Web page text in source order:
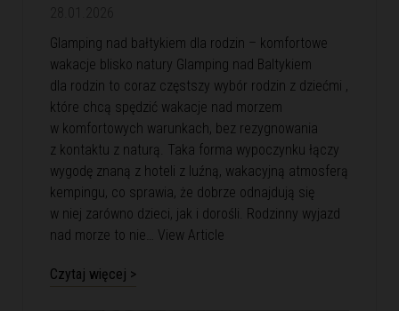
Glamping nad bałtykiem dla rodzin – komfortowe
wakacje blisko natury Glamping nad Baltykiem
dla rodzin to coraz częstszy wybór rodzin z dziećmi ,
które chcą spędzić wakacje nad morzem
w komfortowych warunkach, bez rezygnowania
z kontaktu z naturą. Taka forma wypoczynku łączy
wygodę znaną z hoteli z luźną, wakacyjną atmosferą
kempingu, co sprawia, że dobrze odnajdują się
w niej zarówno dzieci, jak i dorośli. Rodzinny wyjazd
nad morze to nie… View Article
Czytaj więcej >